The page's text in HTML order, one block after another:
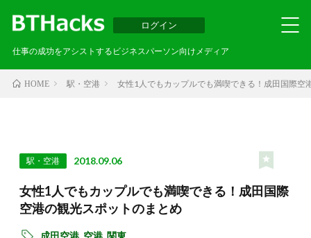
ログイン
仕事の成功をアシストするビジネスパーソン向けメディア
HOME 駅・空港 女性1人でもカップルでも満喫できる！成田国際空
駅・空港 2018.09.06
女性1人でもカップルでも満喫できる！成田国際
空港の観光スポットのまとめ
成田空港, 空港,関東